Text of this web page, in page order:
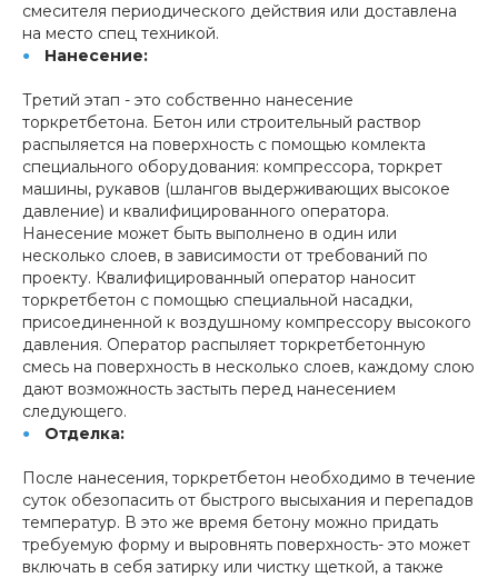
смесителя периодического действия или доставлена
на место спец техникой.
Нанесение:
Третий этап - это собственно нанесение
торкретбетона. Бетон или строительный раствор
распыляется на поверхность с помощью комлекта
специального оборудования: компрессора, торкрет
машины, рукавов (шлангов выдерживающих высокое
давление) и квалифицированного оператора.
Нанесение может быть выполнено в один или
несколько слоев, в зависимости от требований по
проекту. Квалифицированный оператор наносит
торкретбетон с помощью специальной насадки,
присоединенной к воздушному компрессору высокого
давления. Оператор распыляет торкретбетонную
смесь на поверхность в несколько слоев, каждому слою
дают возможность застыть перед нанесением
следующего.
Отделка:
После нанесения, торкретбетон необходимо в течение
суток обезопасить от быстрого высыхания и перепадов
температур. В это же время бетону можно придать
требуемую форму и выровнять поверхность- это может
включать в себя затирку или чистку щеткой, а также